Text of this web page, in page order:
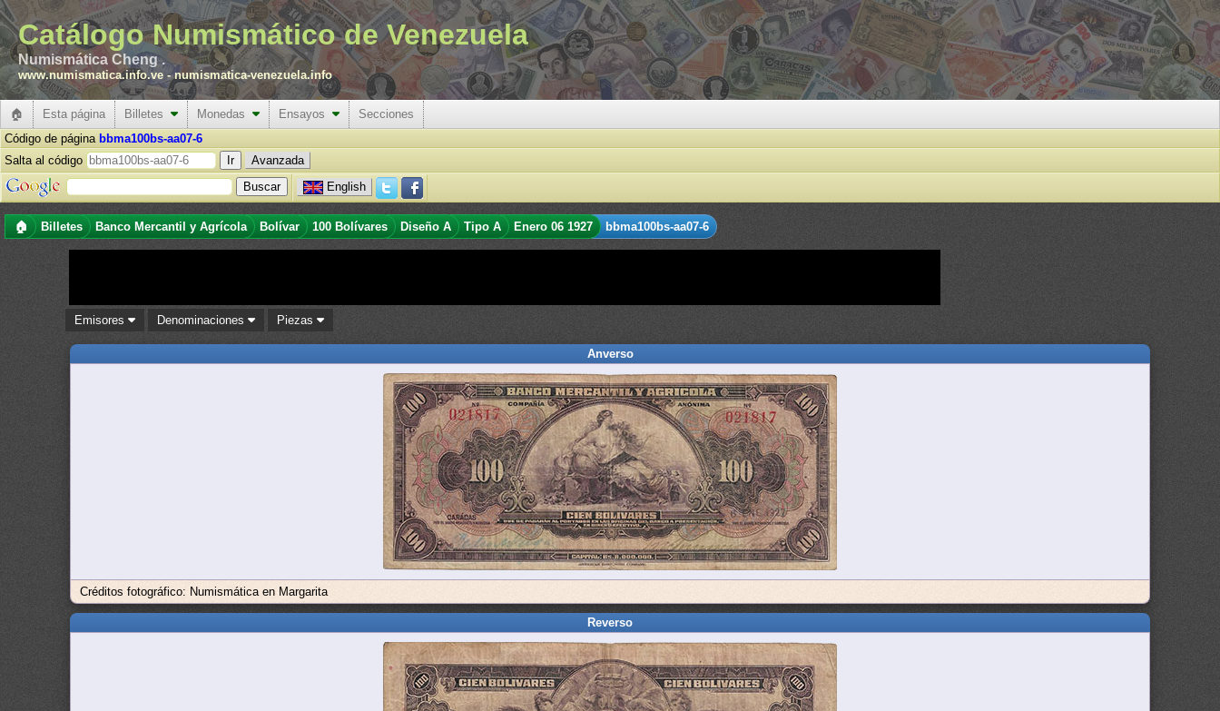
Catálogo Numismático de Venezuela
Numismática Cheng .
www.numismatica.info.ve -numismatica-venezuela.info
🏠 Esta página Billetes Monedas Ensayos
Secciones
Código de página bbma100bs-aa07-6
Salta al código
Avanzada
English
🏠 Billetes Banco Mercantil y Agrícola Bolívar 100 Bolívares Diseño A Tipo A Enero 06 1927 bbma100bs-aa07-6
Emisores Denominaciones Piezas
Anverso
Créditos fotográfico: Numismática en Margarita
Reverso